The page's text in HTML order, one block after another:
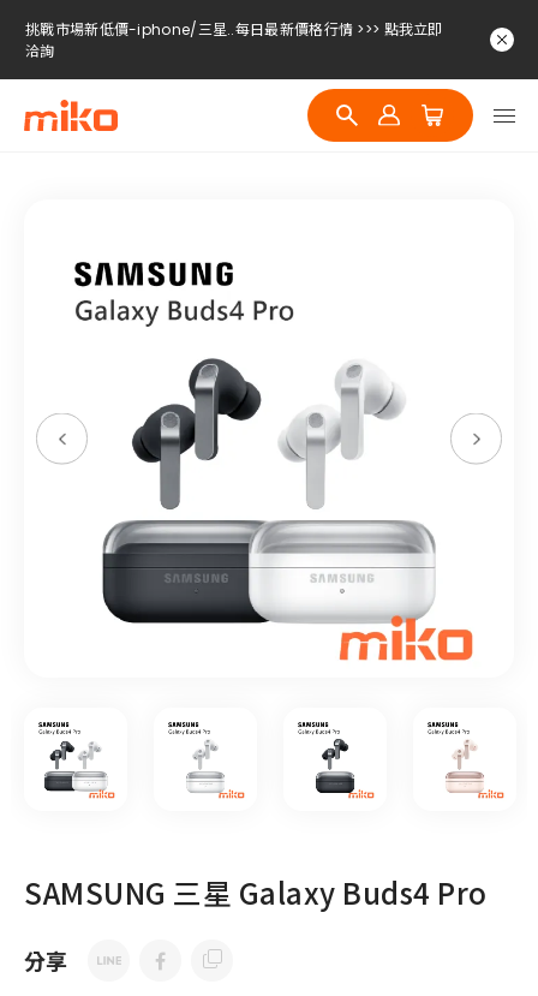
挑戰市場新低價-iphone/三星..每日最新價格行情 >>> 點我立即
洽詢
挑戰市場新低價-iphone/三星..每日最新價格行情 >>> 點我立即
洽詢
挑戰市場新低價-iphone/三星..每日最新價格行情 >>> 點我立即
SAMSUNG 三星 Galaxy Buds4 Pro
分享